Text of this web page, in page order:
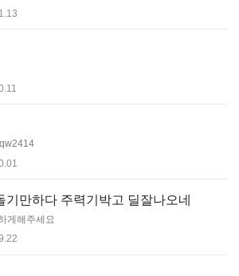
기만하다 주력기박고 딜잘나오네
게해주세요